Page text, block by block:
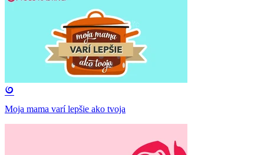
Moja mama varí lepšie ako tvoja